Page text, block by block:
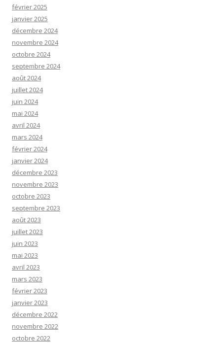
février 2025
janvier 2025
décembre 2024
novembre 2024
octobre 2024
septembre 2024
août 2024
juillet 2024
juin 2024
mai 2024
avril 2024
mars 2024
février 2024
janvier 2024
décembre 2023
novembre 2023
octobre 2023
septembre 2023
août 2023
juillet 2023
juin 2023
mai 2023
avril 2023
mars 2023
février 2023
janvier 2023
décembre 2022
novembre 2022
octobre 2022